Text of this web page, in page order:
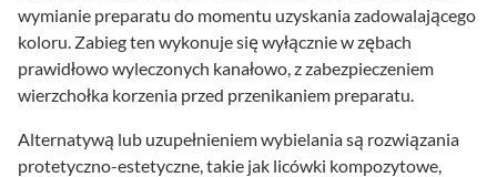
wymianie preparatu do momentu uzyskania zadowalającego
koloru. Zabieg ten wykonuje się wyłącznie w zębach
prawidłowo wyleczonych kanałowo, z zabezpieczeniem
wierzchołka korzenia przed przenikaniem preparatu.
Alternatywą lub uzupełnieniem wybielania są rozwiązania
protetyczno-estetyczne, takie jak licówki kompozytowe,